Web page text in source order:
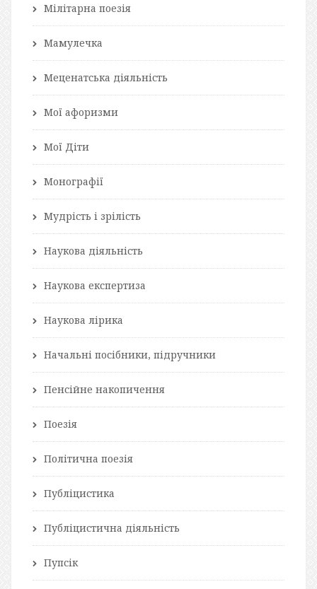
Мілітарна поезія
Мамулечка
Меценатська діяльність
Мої афоризми
Мої Діти
Монографії
Мудрість і зрілість
Наукова діяльність
Наукова експертиза
Наукова лірика
Начальні посібники, підручники
Пенсійне накопичення
Поезія
Політична поезія
Публіцистика
Публіцистична діяльність
Пупсік